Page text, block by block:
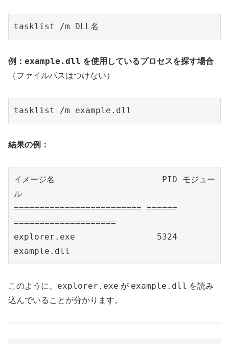
tasklist /m DLL名
例： example.dll を使用しているプロセスを探す場合
（ファイルパスはつけない）
tasklist /m example.dll
結果の例：
イメージ名                     PID モジュー
ル
========================= ======
====================
explorer.exe                5324
example.dll
このように、 explorer.exe が example.dll を読み
込んでいることが分かります。